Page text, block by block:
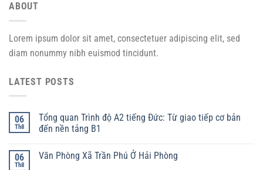
ABOUT
Lorem ipsum dolor sit amet, consectetuer adipiscing elit, sed
diam nonummy nibh euismod tincidunt.
LATEST POSTS
06
Th8
Tổng quan Trình độ A2 tiếng Đức: Từ giao tiếp cơ bản
đến nền tảng B1
06
Th8
Văn Phòng Xã Trần Phú Ở Hải Phòng